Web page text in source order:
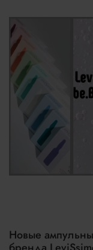
Новые